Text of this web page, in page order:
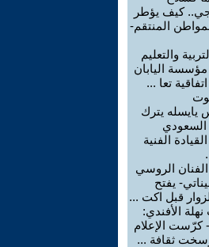
كيف يؤطر
المنتقم-
والتعليم
اليابان
تعا ...
يايسله يترك
السعودي
الفنية
الروسي
يفتح
قبل اكت ...
نهلة الأفندي:
كرّست الإعلام
ثقافة ...